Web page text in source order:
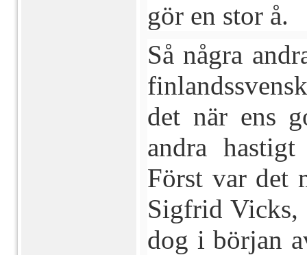
gör en stor å.
Så några
det när ens
andra
Först var det
Sigfrid Vicks,
dog i början